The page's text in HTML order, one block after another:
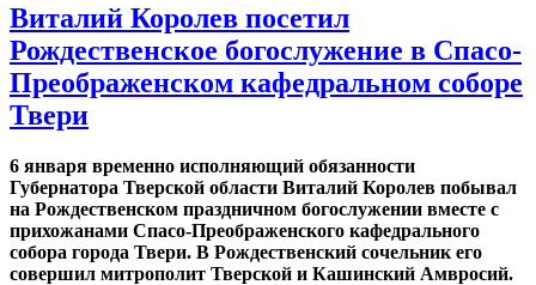
Виталий Королев посетил
Рождественское богослужение в Спасо-
Преображенском кафедральном соборе
Твери
6 января временно исполняющий обязанности
Губернатора Тверской области Виталий Королев побывал
на Рождественском праздничном богослужении вместе с
прихожанами Спасо-Преображенского кафедрального
собора города Твери. В Рождественский сочельник его
совершил митрополит Тверской и Кашинский Амвросий.